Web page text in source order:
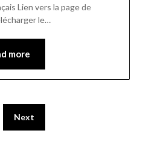
Lien vers la page de
le…
more
Next